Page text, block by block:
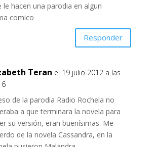
le hacen una parodia en algun
comico
Responder
Teran el 19 julio 2012 a las
de la parodia Radio Rochela no
a que terminara la novela para
su versión, eran buenísimas. Me
de la novela Cassandra, en la